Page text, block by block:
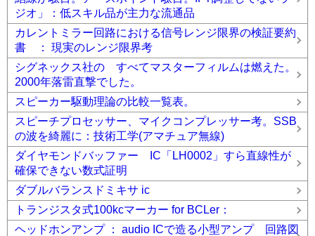
ジオ」：低スキル品が主力な流通品
カレントミラー回路における信号レンジ限界の検証要約
書 ： 現実のレンジ限界考
シグネックス社の すべてマスターフィルムは燃えた。
2000年落雷直撃でした。
スピーカー駆動理論の比較一覧表。
スピーチプロセッサー、マイクコンプレッサー考。SSB
の波を綺麗に：技術工学(アマチュア無線)
ダイヤモンドバッファー IC「LH0002」すら直線性が
確保できない数式証明
ダブルバランスドミキサ ic
トランジスタ式100kcマーカー for BCLer：
ヘッドホンアンプ ： audio ICで造る小型アンプ 回路図